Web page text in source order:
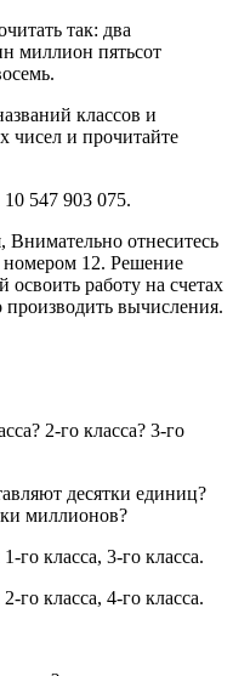
так: два
миллион пятьсот
классов и
чисел и прочитайте
547 903 075.
отнеситесь
12. Решение
работу на счетах
вычисления.
2-го класса? 3-го
десятки единиц?
миллионов?
го класса, 3-го класса.
го класса, 4-го класса.